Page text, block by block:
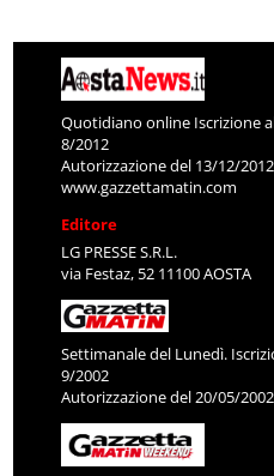
Quotidiano online Iscrizione
8/2012
Autorizzazione del 13/12/2012
www.gazzettamatin.com
Editore
LG PRESSE S.R.L.
via Festaz, 52 11100 AOSTA
Settimanale del Lunedì.
9/2002
Autorizzazione del 20/05/2002